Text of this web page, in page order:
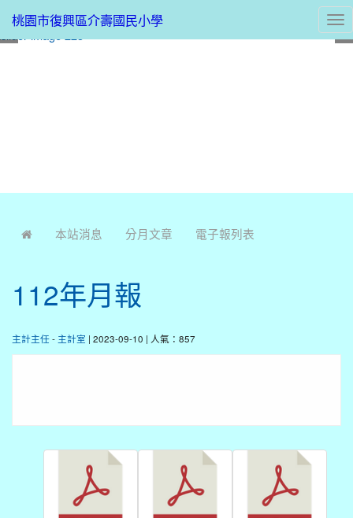
桃園市復興區介壽國民小學
本站消息 分月文章 電子報列表
112年月報
主計主任- 主計室 | 2023-09-10 | 人氣：857